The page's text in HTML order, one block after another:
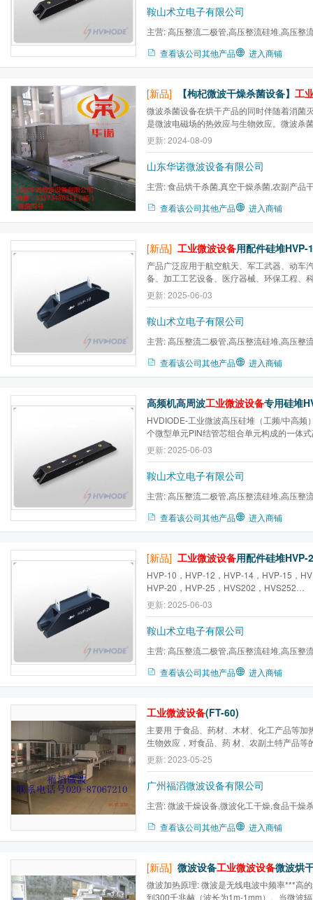
鞍山术立电子有限公司
主营:高压整流二极管,高压整流硅堆,高压整
查看该公司其他产品 进入商铺
[新品] 【枸杞微波干燥杀菌设备】 工
微波杀菌设备在烘干产品的同时伴随着消菌
是微波电磁场的热效应与生物效应。微波杀
需在85℃左右的微波场中3~5分钟，即可达
远远超越传统的杀菌方式，不仅安全无害，
更新: 2024-08-09
山东华诺微波设备有限公司
主营:食品烘干杀菌,真空干燥杀菌,农副产品
查看该公司其他产品 进入商铺
[新品] 工业微波设备用配件硅堆HVP-18
产品广泛应用于航空航天、军工武器、动车
备、加工工艺设备、医疗器械、环保工程、
校、 国家重点实验室及其他电子电气工程。
销海外
更新: 2025-06-03
鞍山术立电子有限公司
主营:高压整流二极管,高压整流硅堆,高压整
查看该公司其他产品 进入商铺
高频机高周波工业微波设备专用硅堆HV-
HVDIODE-工业微波高压硅堆（工频/中高频
个微型单元PIN结管芯组合单元构成的一体
器件，实现抗电压冲击,瞬间浪涌电流保护及
元。有效提高了工业微波干燥杀菌设备的可
范围：反向耐压：10KV～50KV;正向电流：
恢复...
更新: 2025-06-03
鞍山术立电子有限公司
主营:高压整流二极管,高压整流硅堆,高压整
查看该公司其他产品 进入商铺
[新品] 工业微波设备用配件硅堆HVP-20
HVP-10，HVP-12，HVP-14，HVP-15，
HVP-20，HVP-25，HVS202，HVS252…
更新: 2025-06-03
鞍山术立电子有限公司
主营:高压整流二极管,高压整流硅堆,高压整
查看该公司其他产品 进入商铺
工业微波设备(FT-60)
主要用 于食品、药材、木材、化工产品等加
生物效应，对食品、药 材、农副土特产品等
鲜等。
更新: 2023-05-25
广州福滔微波设备有限公司
主营:微波干燥设备,微波化工干燥,食品干燥
查看该公司其他产品 进入商铺
[新品] 微波设备工业微波设备微波烘干
微波加热原理: 微波是无线电波中频率***高
到300千兆赫（波长为1m-1mm）。当微波